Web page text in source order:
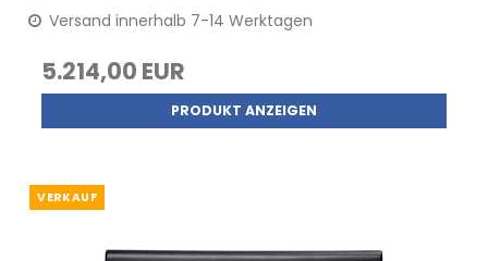
Versand innerhalb 7-14 Werktagen
5.214,00 EUR
PRODUKT ANZEIGEN
VERKAUF